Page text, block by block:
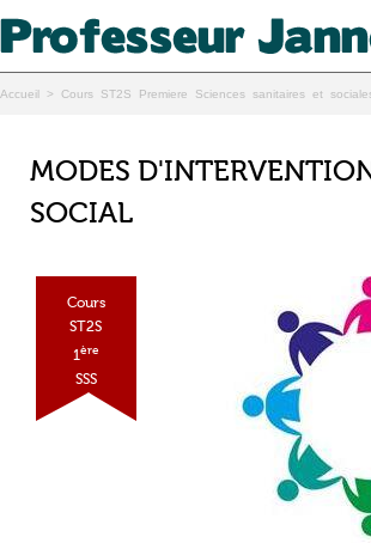
Accueil > Cours ST2S Premiere Sciences sanitaires et
MODES
SOCIAL
Cours
ST2S
1ère
SSS